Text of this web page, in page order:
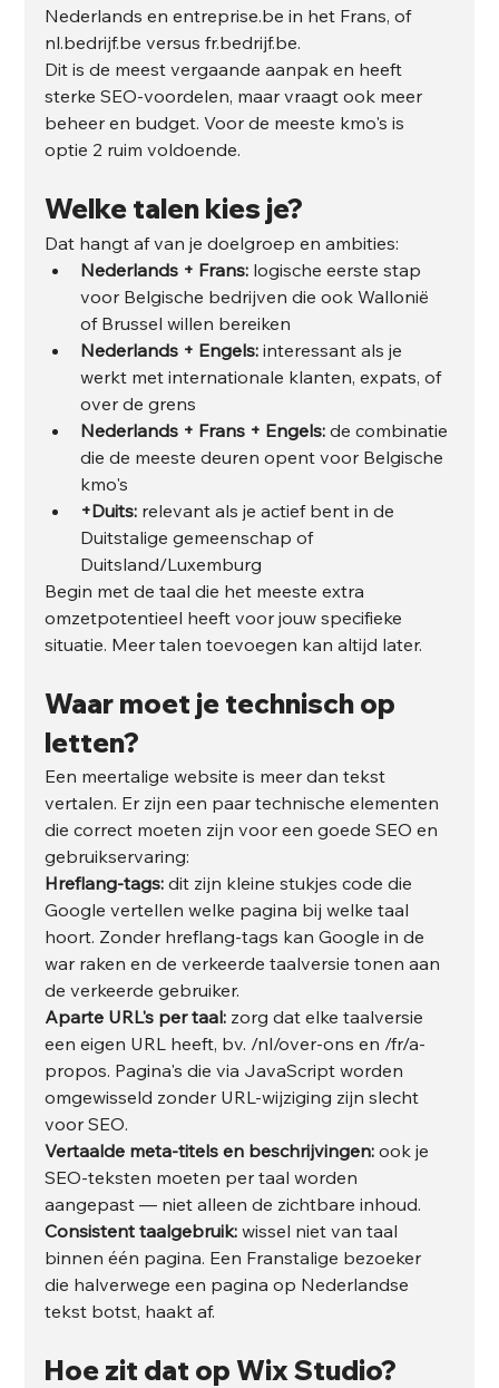
Nederlands en entreprise.be in het Frans, of
nl.bedrijf.be versus fr.bedrijf.be.
Dit is de meest vergaande aanpak en heeft
sterke SEO-voordelen, maar vraagt ook meer
beheer en budget. Voor de meeste kmo's is
optie 2 ruim voldoende.
Welke talen kies je?
Dat hangt af van je doelgroep en ambities:
Nederlands + Frans: logische eerste stap
voor Belgische bedrijven die ook Wallonië
of Brussel willen bereiken
Nederlands + Engels: interessant als je
werkt met internationale klanten, expats, of
over de grens
Nederlands + Frans + Engels: de combinatie
die de meeste deuren opent voor Belgische
kmo's
+Duits: relevant als je actief bent in de
Duitstalige gemeenschap of
Duitsland/Luxemburg
Begin met de taal die het meeste extra
omzetpotentieel heeft voor jouw specifieke
situatie. Meer talen toevoegen kan altijd later.
Waar moet je technisch op
letten?
Een meertalige website is meer dan tekst
vertalen. Er zijn een paar technische elementen
die correct moeten zijn voor een goede SEO en
gebruikservaring:
Hreflang-tags: dit zijn kleine stukjes code die
Google vertellen welke pagina bij welke taal
hoort. Zonder hreflang-tags kan Google in de
war raken en de verkeerde taalversie tonen aan
de verkeerde gebruiker.
Aparte URL's per taal: zorg dat elke taalversie
een eigen URL heeft, bv. /nl/over-ons en /fr/a-
propos. Pagina's die via JavaScript worden
omgewisseld zonder URL-wijziging zijn slecht
voor SEO.
Vertaalde meta-titels en beschrijvingen: ook je
SEO-teksten moeten per taal worden
aangepast — niet alleen de zichtbare inhoud.
Consistent taalgebruik: wissel niet van taal
binnen één pagina. Een Franstalige bezoeker
die halverwege een pagina op Nederlandse
tekst botst, haakt af.
Hoe zit dat op Wix Studio?